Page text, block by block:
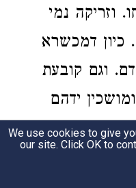
וזריקה נמי
כיון דמכשרא
וגם קובעת
ידהם
ר"ש. א"כ
איידי
We use cookies to give
our site. Click OK to